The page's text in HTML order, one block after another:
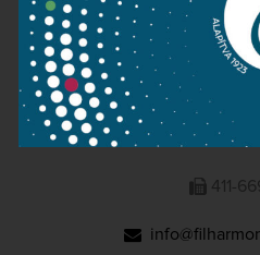
NATIONAL
1095 Budapest,
411-
411-